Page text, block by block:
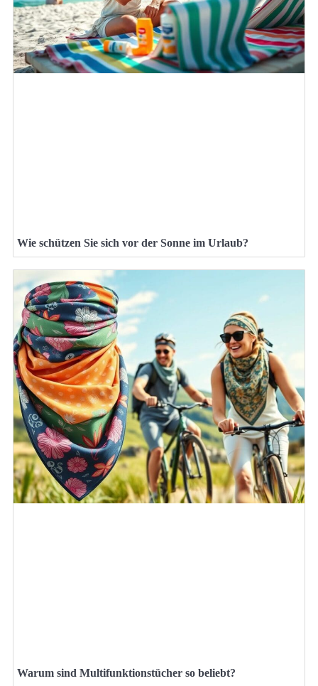
Wie schützen Sie sich vor der Sonne im Urlaub?
Warum sind Multifunktionstücher so beliebt?